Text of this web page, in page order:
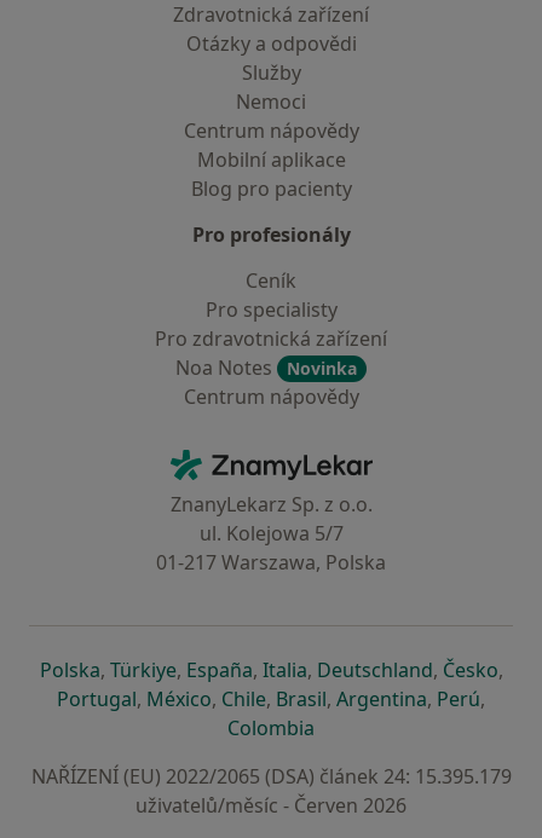
Zdravotnická zařízení
Otázky a odpovědi
Služby
Nemoci
Centrum nápovědy
Mobilní aplikace
Blog pro pacienty
Pro profesionály
Ceník
Pro specialisty
Pro zdravotnická zařízení
Noa Notes
Novinka
Centrum nápovědy
ZnamyLekar - Hlavní stránka
ZnanyLekarz Sp. z o.o.
ul. Kolejowa 5/7
01-217 Warszawa, Polska
Polskase otevře v nové záložce
, Türkiyese otevře v nové záložce
, Españase otevře v nové záložce
, Italiase otevře v nové záložce
, Deutschlandse otevře v
, Českose
,
Portugalse otevře v nové záložce
, Méxicose otevře v nové záložce
, Chilese otevře v nové záložce
, Brasilse otevře v nové
, Argentinase otevře v
, Perúse
,
Colombia
NAŘÍZENÍ (EU) 2022/2065 (DSA) článek 24: 15.395.179
uživatelů/měsíc - Červen 2026